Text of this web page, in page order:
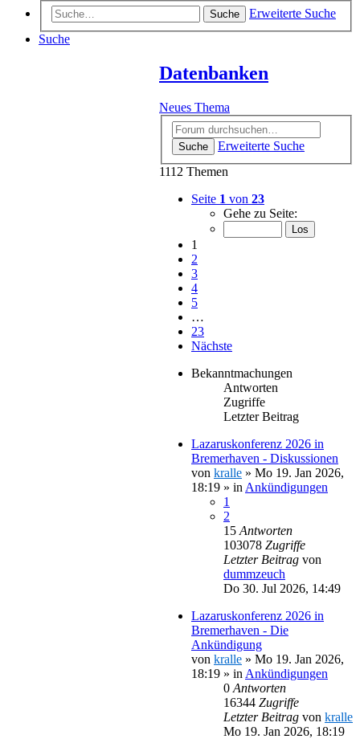
Suche
Erweiterte Suche
Suche
Datenbanken
Neues Thema
Suche
Erweiterte Suche
1112 Themen
Seite 1 von 23
Gehe zu Seite:
1
2
3
4
5
…
23
Nächste
Bekanntmachungen
Antworten
Zugriffe
Letzter Beitrag
Lazaruskonferenz 2026 in
Bremerhaven - Diskussionen
von kralle » Mo 19. Jan 2026,
18:19 » in Ankündigungen
1
2
15 Antworten
103078 Zugriffe
Letzter Beitrag von
dummzeuch
Do 30. Jul 2026, 14:49
Lazaruskonferenz 2026 in
Bremerhaven - Die
Ankündigung
von kralle » Mo 19. Jan 2026,
18:19 » in Ankündigungen
0 Antworten
16344 Zugriffe
Letzter Beitrag von kralle
Mo 19. Jan 2026, 18:19